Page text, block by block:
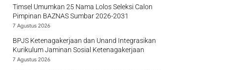
Timsel Umumkan 25 Nama Lolos Seleksi Calon
Pimpinan BAZNAS Sumbar 2026-2031
7 Agustus 2026
BPJS Ketenagakerjaan dan Unand Integrasikan
Kurikulum Jaminan Sosial Ketenagakerjaan
7 Agustus 2026